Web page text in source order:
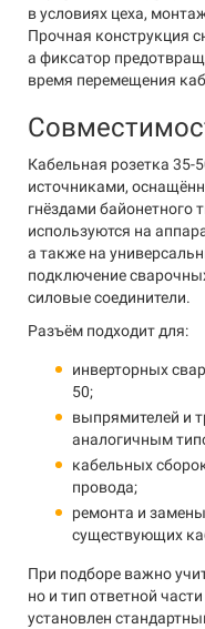
в условиях цеха,
Прочная конструкция
а фиксатор
время перемещения
Кабельная розетка 35-
источниками,
гнёздами байонетного
используются на
а также на
подключение
силовые соединители.
Разъём подходит для:
инверторных
50;
выпрямителей и
аналогичным
кабельных
провода;
ремонта и
существующих
При подборе важно
но и тип ответной
установлен